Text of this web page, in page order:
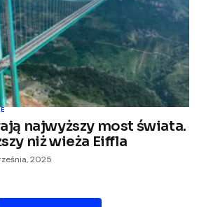
najwyższy most świata.
niż wieża Eiffla
2025